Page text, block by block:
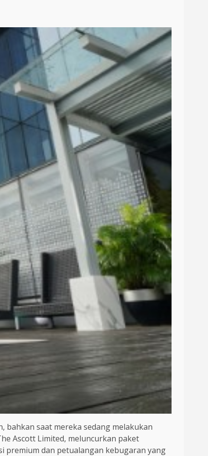
bahkan saat mereka sedang melakukan
Ascott Limited, meluncurkan paket
premium dan petualangan kebugaran yang